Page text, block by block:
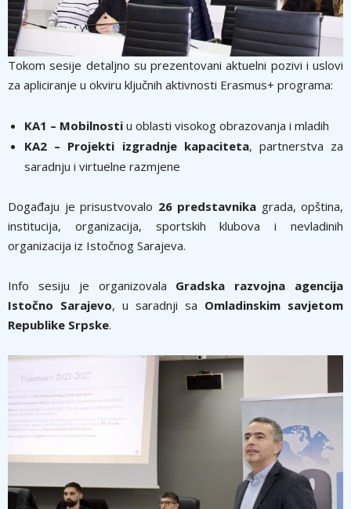
Tokom sesije detaljno su prezentovani aktuelni pozivi i uslovi
za apliciranje u okviru ključnih aktivnosti Erasmus+ programa:
KA1 – Mobilnosti u oblasti visokog obrazovanja i mladih
KA2 – Projekti izgradnje kapaciteta, partnerstva za
saradnju i virtuelne razmjene
Događaju je prisustvovalo 26 predstavnika grada, opština,
institucija, organizacija, sportskih klubova i nevladinih
organizacija iz Istočnog Sarajeva.
Info sesiju je organizovala Gradska razvojna agencija
Istočno Sarajevo, u saradnji sa Omladinskim savjetom
Republike Srpske.